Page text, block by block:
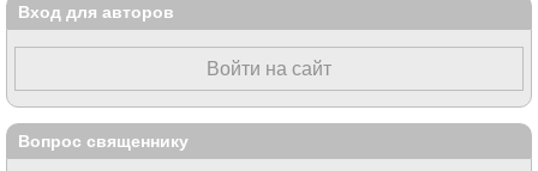
Вход для авторов
Войти на сайт
Вопрос священнику